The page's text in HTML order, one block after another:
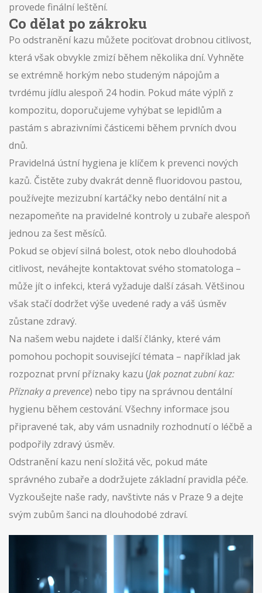
provede finální leštění.
Co dělat po zákroku
Po odstranění kazu můžete pociťovat drobnou citlivost,
která však obvykle zmizí během několika dní. Vyhněte
se extrémně horkým nebo studeným nápojům a
tvrdému jídlu alespoň 24 hodin. Pokud máte výplň z
kompozitu, doporučujeme vyhýbat se lepidlům a
pastám s abrazivními částicemi během prvních dvou
dnů.
Pravidelná ústní hygiena je klíčem k prevenci nových
kazů. Čistěte zuby dvakrát denně fluoridovou pastou,
používejte mezizubní kartáčky nebo dentální nit a
nezapomeňte na pravidelné kontroly u zubaře alespoň
jednou za šest měsíců.
Pokud se objeví silná bolest, otok nebo dlouhodobá
citlivost, neváhejte kontaktovat svého stomatologa –
může jít o infekci, která vyžaduje další zásah. Většinou
však stačí dodržet výše uvedené rady a váš úsměv
zůstane zdravý.
Na našem webu najdete i další články, které vám
pomohou pochopit související témata – například jak
rozpoznat první příznaky kazu (Jak poznat zubní kaz:
Příznaky a prevence) nebo tipy na správnou dentální
hygienu během cestování. Všechny informace jsou
připravené tak, aby vám usnadnily rozhodnutí o léčbě a
podpořily zdravý úsměv.
Odstranění kazu není složitá věc, pokud máte
správného zubaře a dodržujete základní pravidla péče.
Vyzkoušejte naše rady, navštivte nás v Praze 9 a dejte
svým zubům šanci na dlouhodobé zdraví.